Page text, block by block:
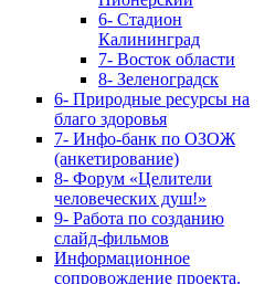
6- Стадион
Калининград
7- Восток области
8- Зеленоградск
6- Природные ресурсы на
благо здоровья
7- Инфо-банк по ОЗОЖ
(анкетирование)
8- Форум «Целители
человеческих душ!»
9- Работа по созданию
слайд-фильмов
Информационное
сопровождение проекта.